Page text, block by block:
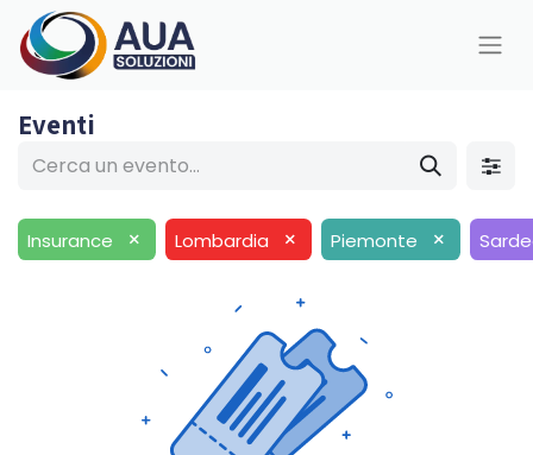
Eventi
Insurance × Lombardia × Piemonte ×